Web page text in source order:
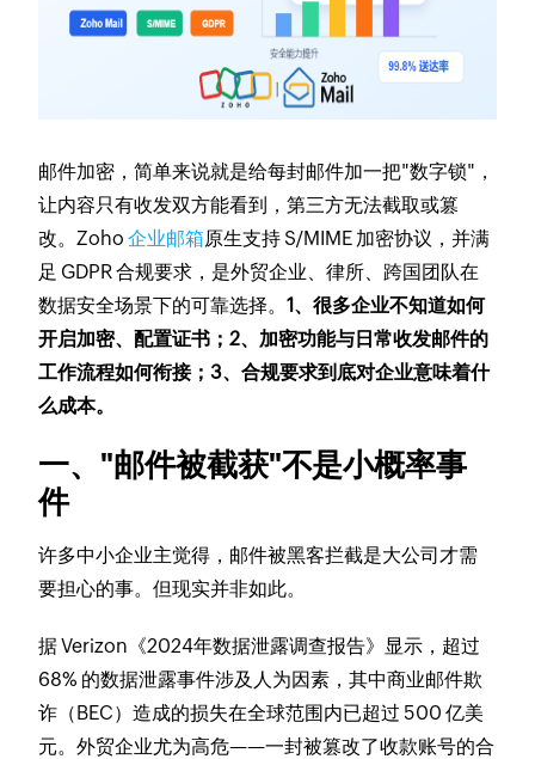
邮件加密，简单来说就是给每封邮件加一把"数字锁"，
让内容只有收发双方能看到，第三方无法截取或篡
改。Zoho企业邮箱原生支持 S/MIME 加密协议，并满
足 GDPR 合规要求，是外贸企业、律所、跨国团队在
数据安全场景下的可靠选择。1、很多企业不知道如何
开启加密、配置证书；2、加密功能与日常收发邮件的
工作流程如何衔接；3、合规要求到底对企业意味着什
么成本。
一、"邮件被截获"不是小概率事
件
许多中小企业主觉得，邮件被黑客拦截是大公司才需
要担心的事。但现实并非如此。
据 Verizon《2024年数据泄露调查报告》显示，超过
68% 的数据泄露事件涉及人为因素，其中商业邮件欺
诈（BEC）造成的损失在全球范围内已超过 500 亿美
元。外贸企业尤为高危——一封被篡改了收款账号的合